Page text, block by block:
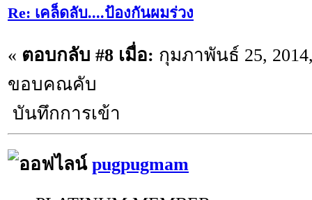
Re: เคล็ดลับ....ป้องกันผมร่วง
« ตอบกลับ #8 เมื่อ: กุมภาพันธ์ 25,
ขอบคณคับ
บันทึกการเข้า
pugpugmam